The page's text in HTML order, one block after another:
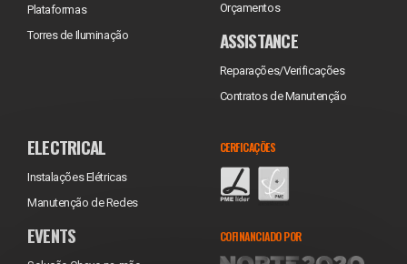
Plataformas
Torres de Iluminação
Orçamentos
ASSISTANCE
Reparações/Verificações
Contratos de Manutenção
ELECTRICAL
Instalações Elétricas
Manutenção de Redes
EVENTS
CERFICAÇÕES
COFINANCIADO POR